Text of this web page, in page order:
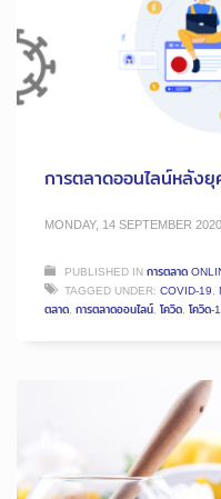
การตลาดออนไลน์หลังยุ
MONDAY, 14 SEPTEMBER 2020
PUBLISHED INการตลาด
TAGGED UNDER: COVID-19,
ตลาด, การตลาดออนไลน์, โควิด, โควิด-